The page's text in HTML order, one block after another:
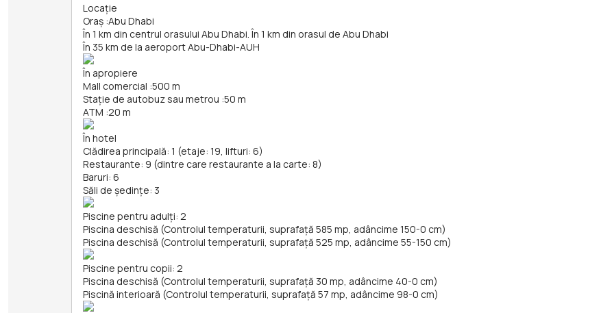
Locație
Oraș :Abu Dhabi
În 1 km din centrul orasului Abu Dhabi. În 1 km din orasul de Abu Dhabi
În 35 km de la aeroport Abu-Dhabi-AUH
În apropiere
Mall comercial :500 m
Stație de autobuz sau metrou :50 m
ATM :20 m
În hotel
Clădirea principală: 1 (etaje: 19, lifturi: 6)
Restaurante: 9 (dintre care restaurante a la carte: 8)
Baruri: 6
Săli de ședințe: 3
Piscine pentru adulți: 2
Piscina deschisă (Controlul temperaturii, suprafață 585 mp, adâncime 150-0 cm)
Piscina deschisă (Controlul temperaturii, suprafață 525 mp, adâncime 55-150 cm)
Piscine pentru copii: 2
Piscina deschisă (Controlul temperaturii, suprafață 30 mp, adâncime 40-0 cm)
Piscină interioară (Controlul temperaturii, suprafață 57 mp, adâncime 98-0 cm)